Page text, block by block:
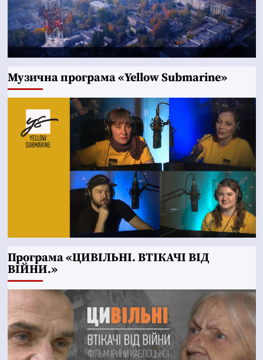
Музична програма «Yellow Submarine»
Програма «ЦИВІЛЬНІ. ВТІКАЧІ ВІД
ВІЙНИ.»